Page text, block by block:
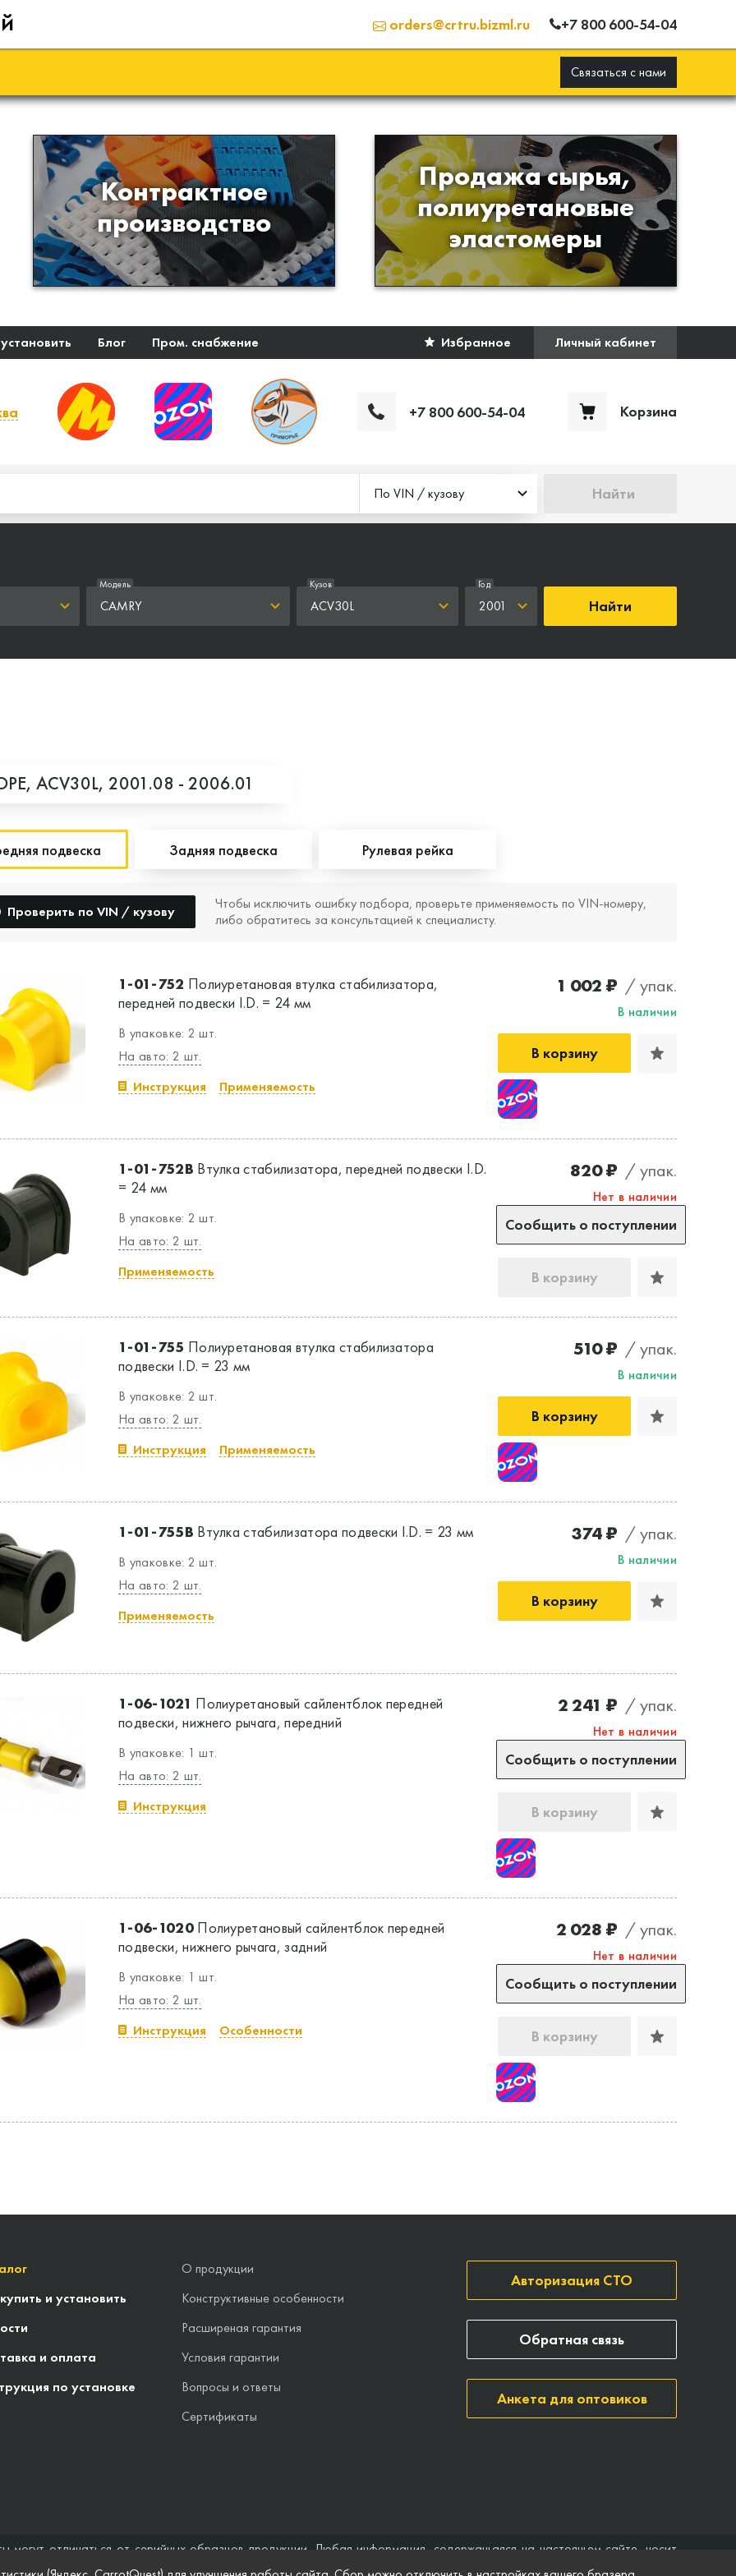
orders@crtru.bizml.ru +7 800 600-54-04
Связаться с нами
Контрактное
производство
Производство изделий из
пластиков и полимеров по
образцам либо чертежам
заказчика
Продажа сырья,
полиуретановые
эластомеры
Продажа сырья для
производства изделий из
полиуретана
Блог Пром. снабжение Избранное Личный кабинет
+7 800 600-54-04 Корзина
По VIN / кузову Найти
CAMRY
Модель
ACV30L
Кузов
2001
Год
Найти
ACV30L, 2001.08 - 2006.01
подвеска Задняя подвеска Рулевая рейка
Проверить по VIN / кузову
Чтобы исключить ошибку подбора, проверьте применяемость по VIN‑номеру,
либо обратитесь за консультацией к специалисту.
1-01-752 Полиуретановая втулка стабилизатора,
передней подвески I.D. = 24 мм
В упаковке: 2 шт.
На авто: 2 шт.
Инструкция
Применяемость
1 002 ₽ / упак.
В наличии
В корзину
1-01-752B Втулка стабилизатора, передней подвески I.D.
= 24 мм
В упаковке: 2 шт.
На авто: 2 шт.
Применяемость
820 ₽ / упак.
Нет в наличии
Сообщить о поступлении
В корзину
1-01-755 Полиуретановая втулка стабилизатора
подвески I.D. = 23 мм
В упаковке: 2 шт.
На авто: 2 шт.
Инструкция
Применяемость
510 ₽ / упак.
В наличии
В корзину
1-01-755B Втулка стабилизатора подвески I.D. = 23 мм
В упаковке: 2 шт.
На авто: 2 шт.
Применяемость
374 ₽ / упак.
В наличии
В корзину
1-06-1021 Полиуретановый сайлентблок передней
подвески, нижнего рычага, передний
В упаковке: 1 шт.
На авто: 2 шт.
Инструкция
2 241 ₽ / упак.
Нет в наличии
Сообщить о поступлении
В корзину
1-06-1020Полиуретановый сайлентблок передней
подвески, нижнего рычага, задний
В упаковке: 1 шт.
На авто: 2 шт.
Инструкция
Особенности
2 028 ₽ / упак.
Нет в наличии
Сообщить о поступлении
В корзину
и установить
и оплата
по установке
О продукции
Конструктивные особенности
Расширеная гарантия
Условия гарантии
Вопросы и ответы
Сертификаты
Авторизация СТО
Анкета для оптовиков
Обратная связь
могут отличаться от серийных образцов продукции. Любая информация, содержащаяся на настоящем сайте, носит
не может быть расценена как предложение заключить договор (публичная оферта). Компания Точка опоры